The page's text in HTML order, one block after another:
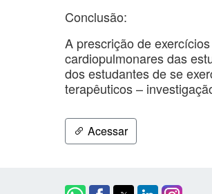
Conclusão:
A prescrição de
cardiopulmonares das
dos estudantes de se
terapêuticos –
Acessar